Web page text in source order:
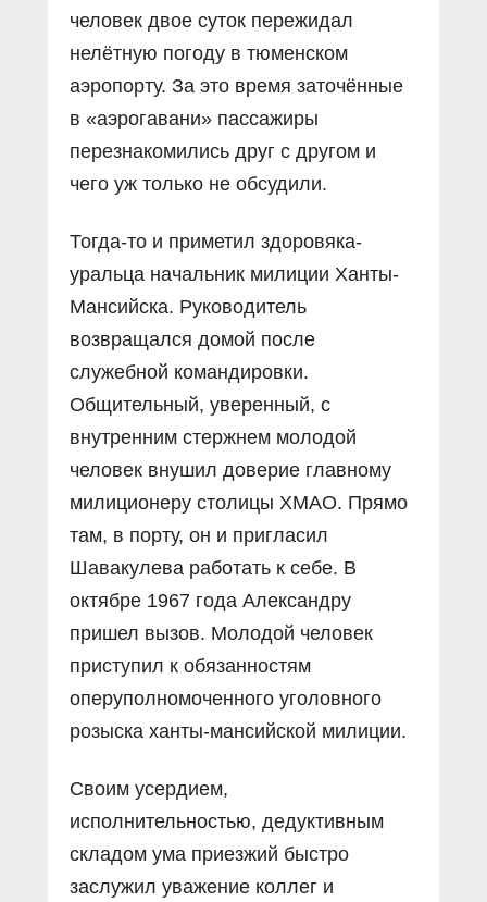
человек двое суток пережидал
нелётную погоду в тюменском
аэропорту. За это время заточённые
в «аэрогавани» пассажиры
перезнакомились друг с другом и
чего уж только не обсудили.
Тогда-то и приметил здоровяка-
уральца начальник милиции Ханты-
Мансийска. Руководитель
возвращался домой после
служебной командировки.
Общительный, уверенный, с
внутренним стержнем молодой
человек внушил доверие главному
милиционеру столицы ХМАО. Прямо
там, в порту, он и пригласил
Шавакулева работать к себе. В
октябре 1967 года Александру
пришел вызов. Молодой человек
приступил к обязанностям
оперуполномоченного уголовного
розыска ханты-мансийской милиции.
Своим усердием,
исполнительностью, дедуктивным
складом ума приезжий быстро
заслужил уважение коллег и